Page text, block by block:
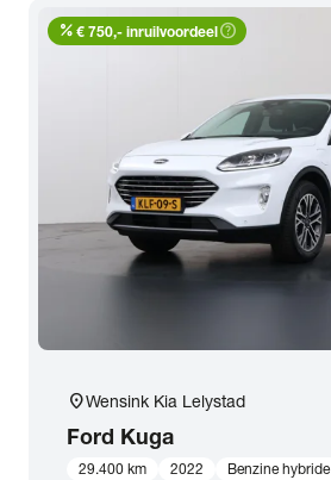
percent € 750,- inruilvoordeelhelp_outline
location_onWensink Kia Lelystad
Ford Kuga
29.400 km 2022 Benzine hybride